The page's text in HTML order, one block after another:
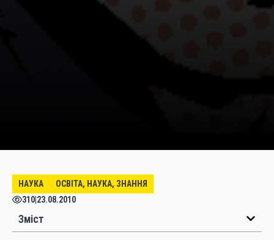
НАУКА
ОСВІТА, НАУКА, ЗНАННЯ
310|23.08.2010
Зміст